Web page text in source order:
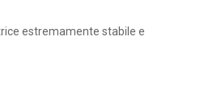
estremamente stabile e